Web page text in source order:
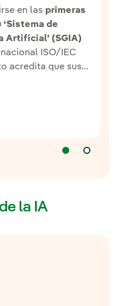
en las primeras
de
Artificial’ (SGIA)
ISO/IEC
acredita que sus
gestionan de
ética.
la IA